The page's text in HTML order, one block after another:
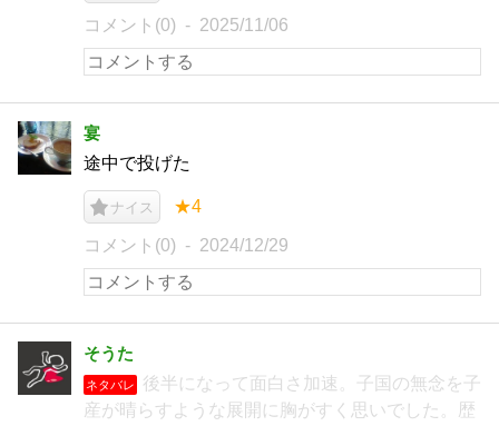
コメント(0) 2025/11/06
宴
途中で投げた
ナイス ★4
コメント(0) 2024/12/29
そうた
ネタバレ
後半になって面白さ加速。子国の無念を子
産が晴らすような展開に胸がすく思いでした。歴